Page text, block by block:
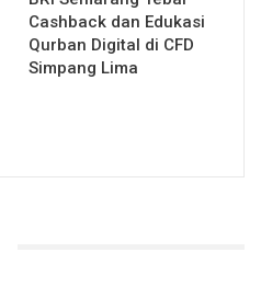
Cashback dan Edukasi
Qurban Digital di CFD
Simpang Lima